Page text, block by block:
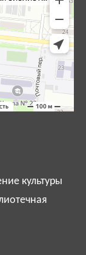
культуры